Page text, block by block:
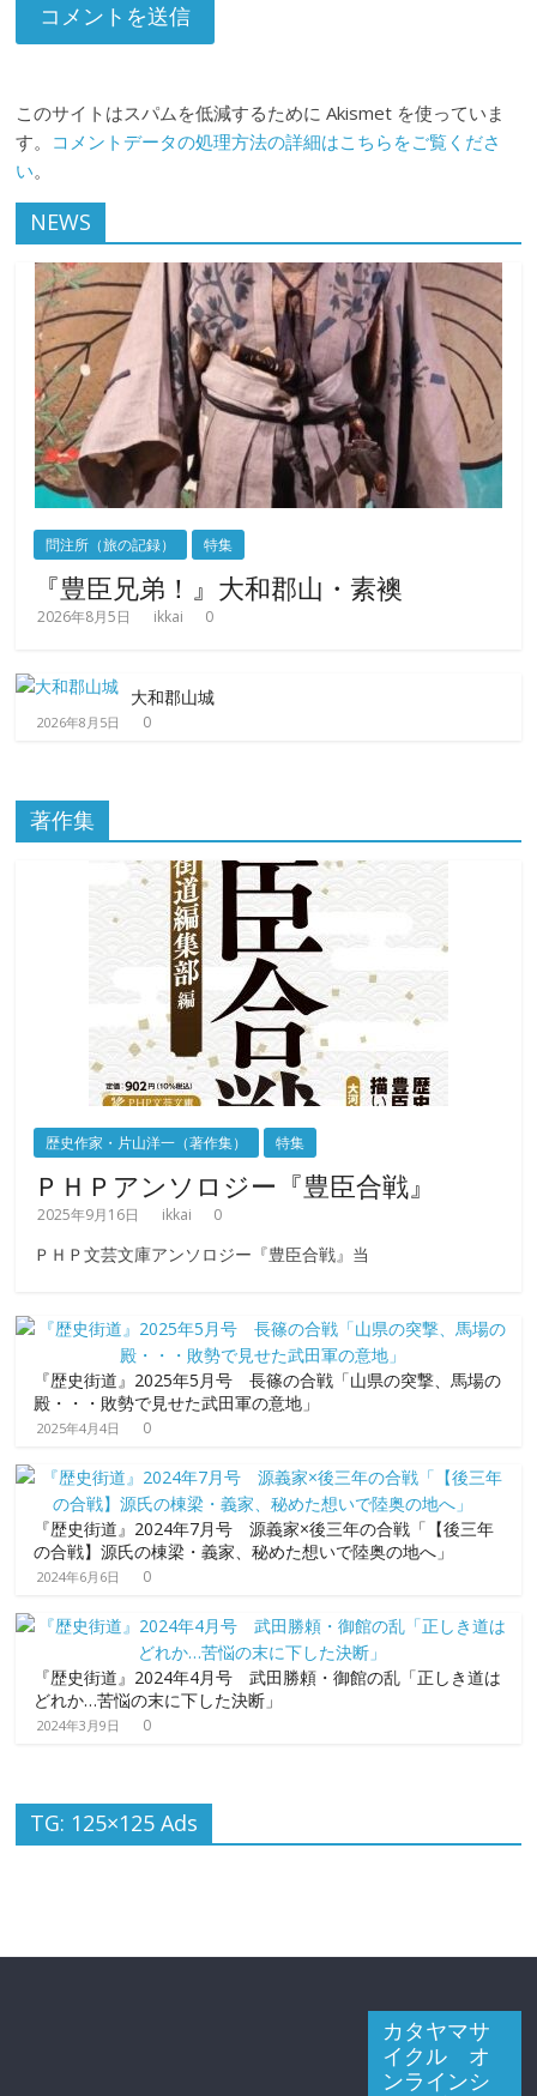
このサイトはスパムを低減するために Akismet を使っていま
す。 コメントデータの処理方法の詳細はこちらをご覧くださ
い。
NEWS
問注所（旅の記録） 特集
『豊臣兄弟！』大和郡山・素襖
2026年8月5日 ikkai 0
大和郡山城
2026年8月5日 0
著作集
歴史作家・片山洋一（著作集） 特集
ＰＨＰアンソロジー『豊臣合戦』
2025年9月16日 ikkai 0
ＰＨＰ文芸文庫アンソロジー『豊臣合戦』当
『歴史街道』2025年5月号 長篠の合戦「山県の突撃、馬場の
殿・・・敗勢で見せた武田軍の意地」
2025年4月4日 0
『歴史街道』2024年7月号 源義家×後三年の合戦「【後三年
の合戦】源氏の棟梁・義家、秘めた想いで陸奥の地へ」
2024年6月6日 0
『歴史街道』2024年4月号 武田勝頼・御館の乱「正しき道は
どれか…苦悩の末に下した決断」
2024年3月9日 0
TG: 125×125 Ads
カタヤマサ
イクル オ
ンラインシ